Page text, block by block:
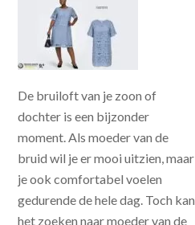
De bruiloft van je zoon of
dochter is een bijzonder
moment. Als moeder van de
bruid wil je er mooi uitzien, maar
je ook comfortabel voelen
gedurende de hele dag. Toch kan
het zoeken naar moeder van de